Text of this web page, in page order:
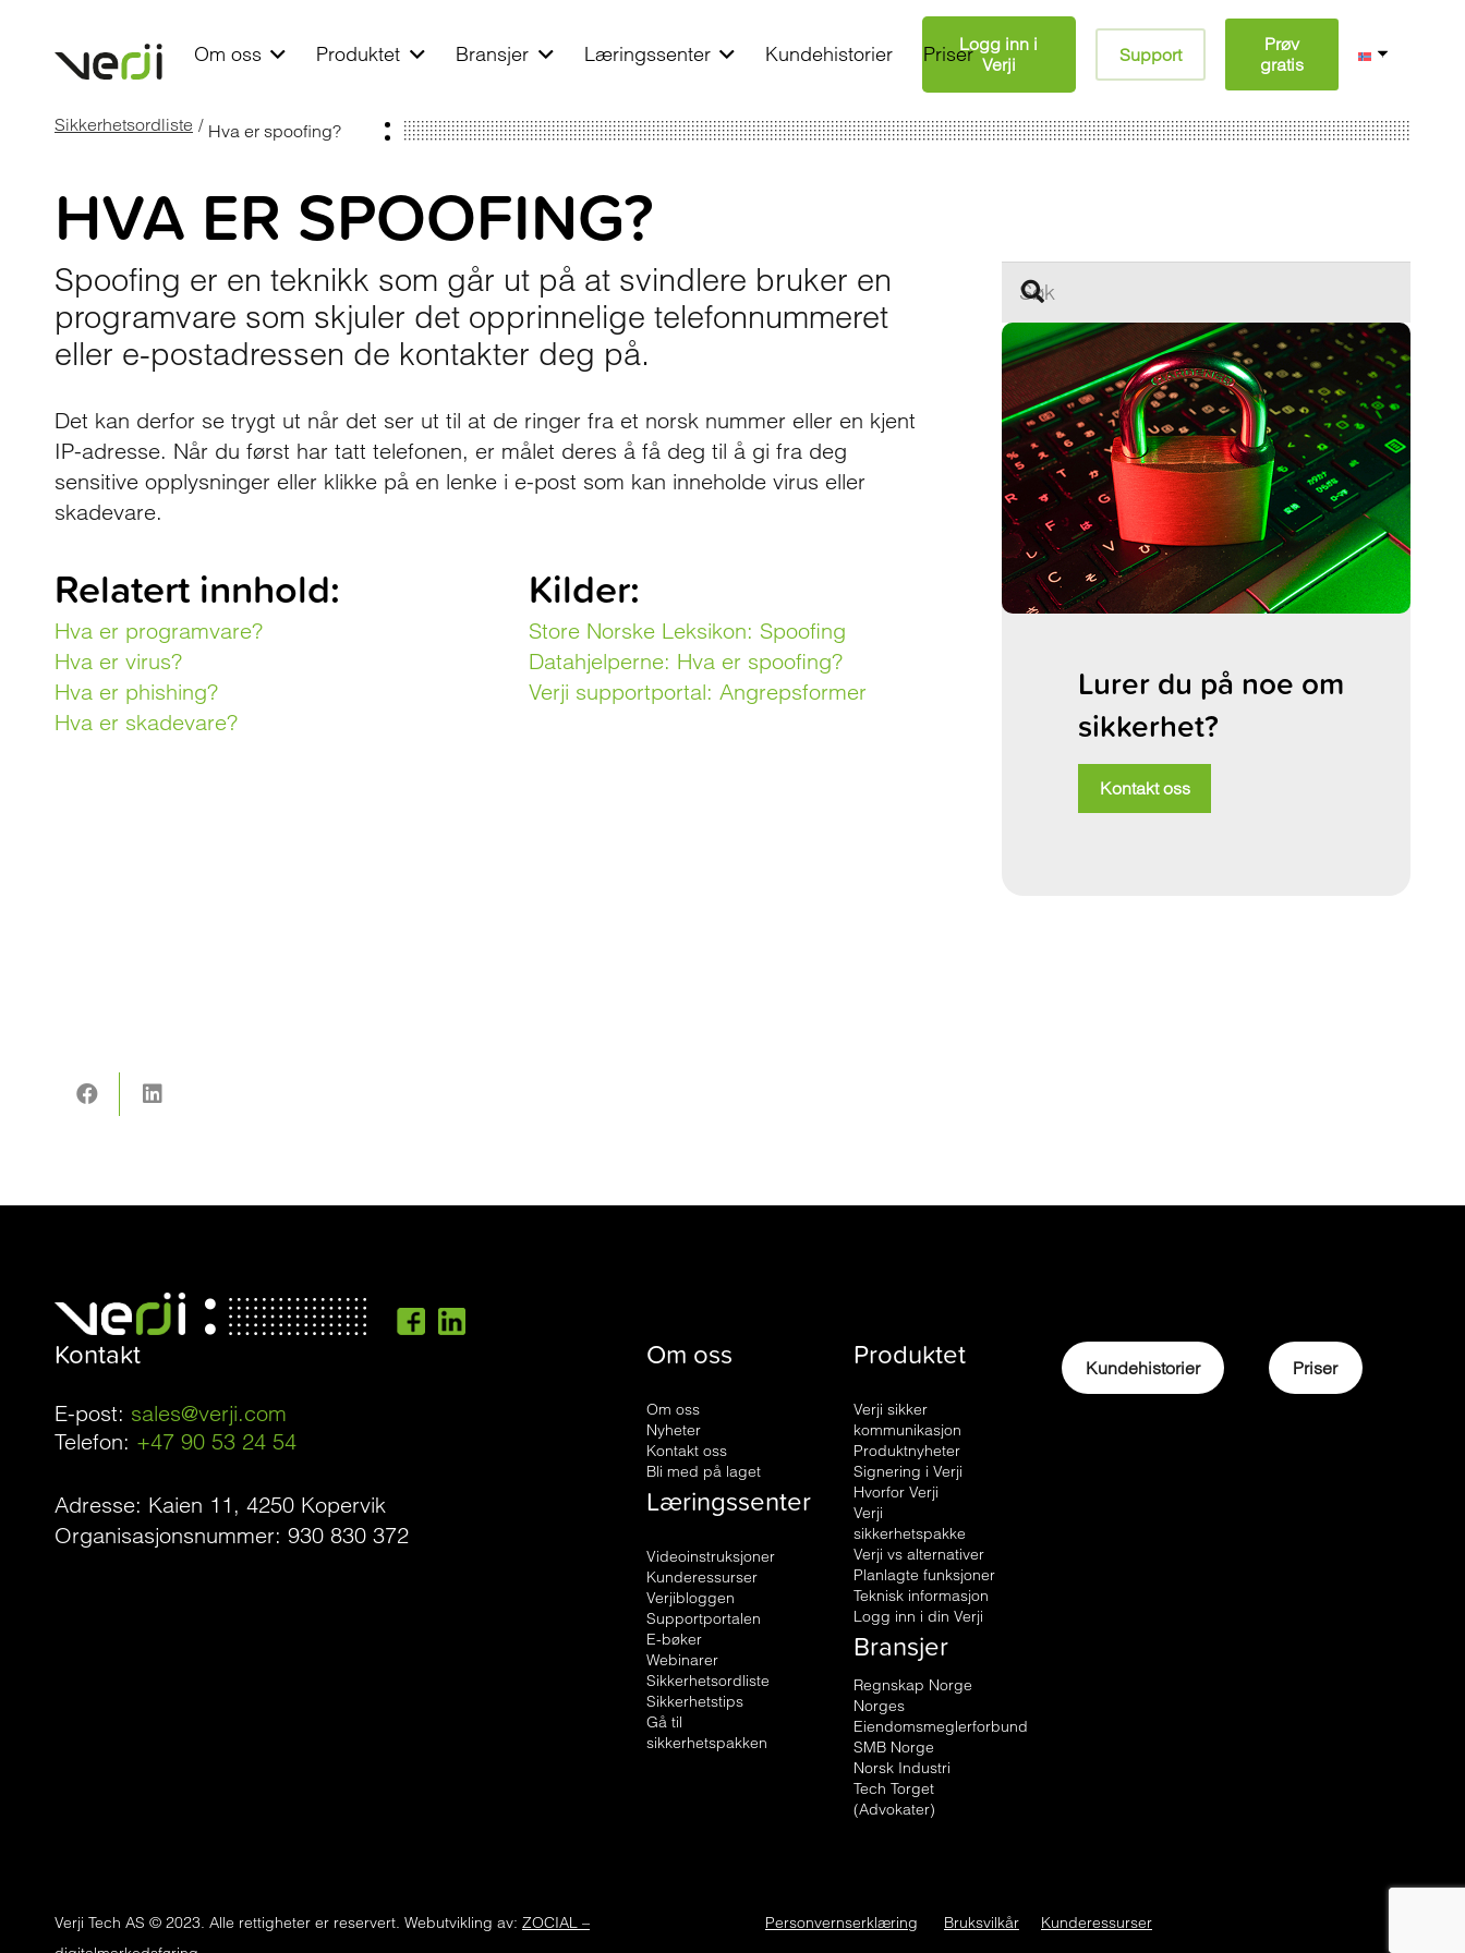
Om oss Produktet Bransjer Læringssenter Kundehistorier PriserLogg inn i
Verji
Support
Prøv
gratis
Sikkerhetsordliste / Hva er spoofing?
HVA ER SPOOFING?
Spoofing er en teknikk som går ut på at svindlere bruker en
programvare som skjuler det opprinnelige telefonnummeret
eller e-postadressen de kontakter deg på.
Det kan derfor se trygt ut når det ser ut til at de ringer fra et norsk nummer eller en kjent
IP-adresse. Når du først har tatt telefonen, er målet deres å få deg til å gi fra deg
sensitive opplysninger eller klikke på en lenke i e-post som kan inneholde virus eller
skadevare.
Relatert innhold:
Hva er programvare?
Hva er virus?
Hva er phishing?
Hva er skadevare?
Kilder:
Store Norske Leksikon: Spoofing
Datahjelperne: Hva er spoofing?
Verji supportportal: Angrepsformer
Lurer du på noe om
sikkerhet?
Kontakt oss
Kontakt
E-post: sales@verji.com
Telefon: +47 90 53 24 54
Adresse: Kaien 11, 4250 Kopervik
Organisasjonsnummer: 930 830 372
Om oss
Om oss
Nyheter
Kontakt oss
Bli med på laget
Læringssenter
Videoinstruksjoner
Kunderessurser
Verjibloggen
Supportportalen
E-bøker
Webinarer
Sikkerhetsordliste
Sikkerhetstips
Gå til
sikkerhetspakken
Produktet
Verji sikker
kommunikasjon
Produktnyheter
Signering i Verji
Hvorfor Verji
Verji
sikkerhetspakke
Verji vs alternativer
Planlagte funksjoner
Teknisk informasjon
Logg inn i din Verji
Bransjer
Regnskap Norge
Norges
Eiendomsmeglerforbund
SMB Norge
Norsk Industri
Tech Torget
(Advokater)
Kundehistorier Priser
Verji Tech AS © 2023. Alle rettigheter er reservert. Webutvikling av: ZOCIAL –
Personvernserklæring Bruksvilkår Kunderessurser